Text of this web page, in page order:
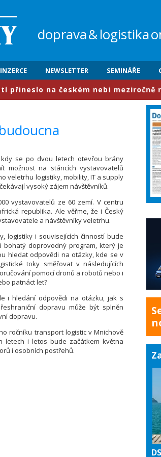
doprava&logistika
INZERCE NEWSLETTER SEMINÁŘE
na českém nebi meziročně nárůst
se po dvou letech otevřou brány
možnost na stáncích vystavovatelů
veletrhu logistiky, mobility, IT a supply
vysoký zájem návštěvníků.
vystavovatelů ze 60 zemí. V centru
republika. Ale věřme, že i Český
a návštěvníky veletrhu.
logistiky i souvisejících činností bude
doprovodný program, který je
hledat odpovědi na otázky, kde se v
toky směřovat v následujících
pomocí dronů a robotů nebo i
patnáct let?
i hledání odpovědi na otázku, jak s
dopravu může být splněn
dopravu.
ročníku transport logistic v Mnichově
letech i letos bude začátkem května
i osobních postřehů.